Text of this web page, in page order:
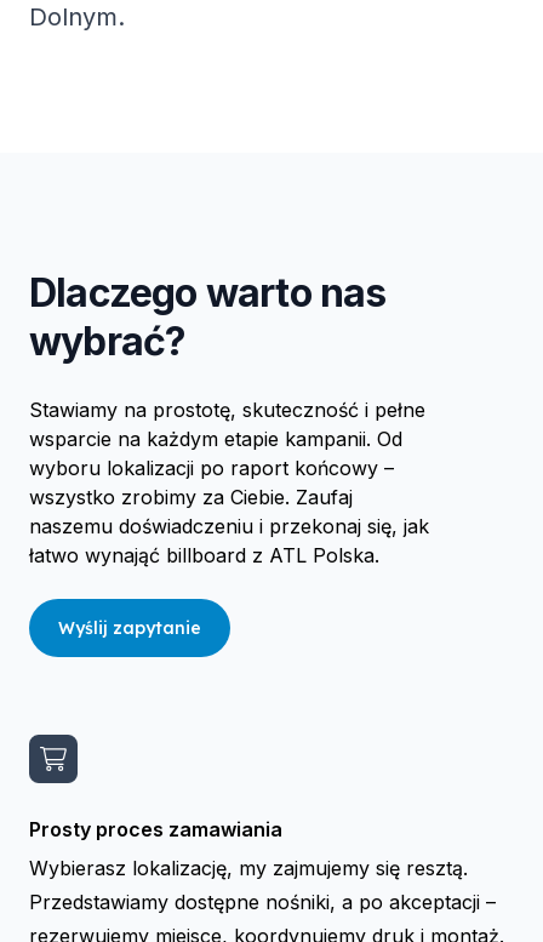
Dolnym.
Dlaczego warto nas
wybrać?
Stawiamy na prostotę, skuteczność i pełne
wsparcie na każdym etapie kampanii. Od
wyboru lokalizacji po raport końcowy –
wszystko zrobimy za Ciebie. Zaufaj
naszemu doświadczeniu i przekonaj się, jak
łatwo wynająć billboard z ATL Polska.
Wyślij zapytanie
Prosty proces zamawiania
Wybierasz lokalizację, my zajmujemy się resztą.
Przedstawiamy dostępne nośniki, a po akceptacji –
rezerwujemy miejsce, koordynujemy druk i montaż.